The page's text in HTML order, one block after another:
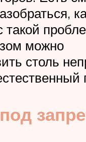
такой
можно
столь